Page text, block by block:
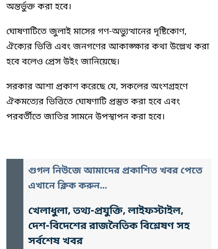
অন্তর্ভুক্ত করা হবে।
ঘোষণাটিতে জুলাই মাসের গণ-অভ্যুত্থানের দৃষ্টিকোণ,
ঐক্যের ভিত্তি এবং জনগণের আকাঙ্ক্ষার কথা উল্লেখ করা
হবে বলেও প্রেস উইং জানিয়েছে।
সরকার আশা প্রকাশ করেছে যে, সকলের অংশগ্রহণে
ঐকমত্যের ভিত্তিতে ঘোষণাটি প্রস্তুত করা হবে এবং
পরবর্তীতে জাতির সামনে উপস্থাপন করা হবে।
গুগল নিউজে আমাদের প্রকাশিত খবর পেতে
এখানে ক্লিক করুন...
খেলাধুলা, তথ্য-প্রযুক্তি, লাইফস্টাইল,
দেশ-বিদেশের রাজনৈতিক বিশ্লেষণ সহ
সর্বশেষ খবর